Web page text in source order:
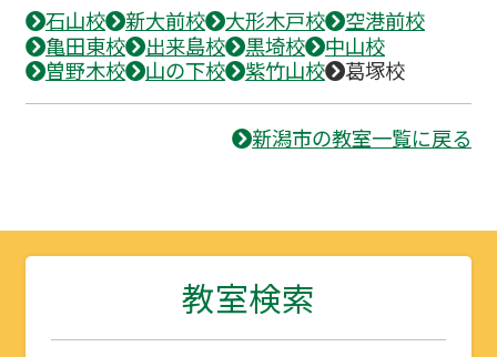
石山校 新大前校 大形木戸校
空港前校
亀田東校
出来島校 黒埼校
中山校
曽野木校
山の下校 紫竹山校 葛塚校
新潟市の教室一覧に戻る
教室検索